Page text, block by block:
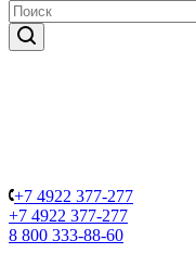
+7 4922 377-277
+7 4922 377-277
8 800 333-88-60